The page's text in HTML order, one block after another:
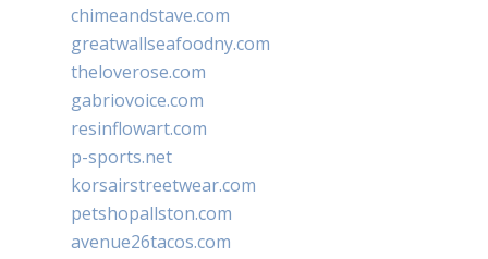
chimeandstave.com
greatwallseafoodny.com
theloverose.com
gabriovoice.com
resinflowart.com
p-sports.net
korsairstreetwear.com
petshopallston.com
avenue26tacos.com